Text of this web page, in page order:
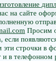
на сайте
Просим
если
строчки в
в телефонном